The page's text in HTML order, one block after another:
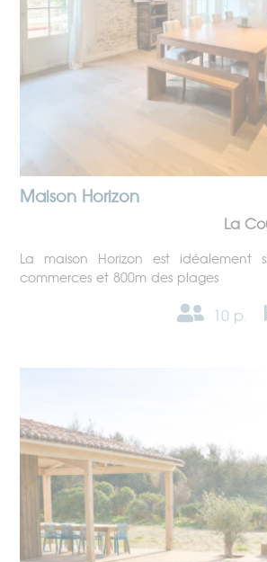
Maison Horizon
La
La maison Horizon est idéalement
commerces et 800m des plages
10 p.